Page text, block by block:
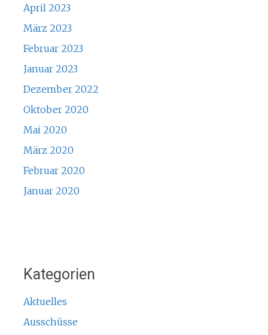
April 2023
März 2023
Februar 2023
Januar 2023
Dezember 2022
Oktober 2020
Mai 2020
März 2020
Februar 2020
Januar 2020
Kategorien
Aktuelles
Ausschüsse